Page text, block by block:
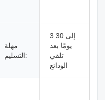
مهلة
التسليم:
3 إلى 30
يومًا بعد
تلقي
الودائع